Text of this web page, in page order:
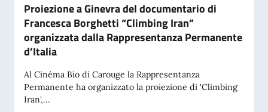
Proiezione a Ginevra del documentario di
Francesca Borghetti “Climbing Iran”
organizzata dalla Rappresentanza Permanente
d’Italia
Al Cinéma Bio di Carouge la Rappresentanza
Permanente ha organizzato la proiezione di 'Climbing
Iran',...